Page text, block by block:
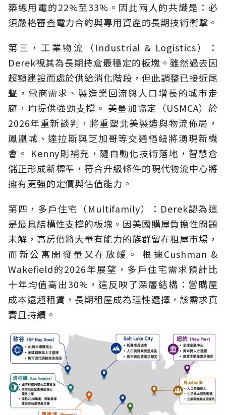
築總用電的22%至33%。因此兩人的共識是：必
須嚴格審查電力合約與專用資產的長期技術衝擊。
第三，工業物流（Industrial & Logistics）：
Derek視其為長期持倉最穩定的板塊。雖然過去因
超額建設而處於供給消化階段，但此調整已接近尾
聲，電商需求、製造業回流與人口增長的城市走
廊，均提供強勁支撐。 美墨加協定（USMCA）於
2026年重新談判，將重塑北美製造與物流佈局，
鳳凰城、達拉斯與芝加哥等交通樞紐將湧現新機
會。 Kenny則補充，隨自動化技術落地，智慧倉
儲正形成新標準，符合升級條件的現代物流中心將
擁有更強的定價與估值能力。
第四，多戶住宅（Multifamily）：Derek認為這
是最具結構性支撐的板塊。因美國購屋負擔性問題
未解，高房價將大量有能力的族群留在租屋市場，
而新公寓開發量又在放緩。 根據Cushman &
Wakefield的2026年展望，多戶住宅需求預計比
十年均值高出30%，這反映了深層結構：當購屋
成本遠超租賃，長期租屋成為理性選擇，該需求真
實且持續。